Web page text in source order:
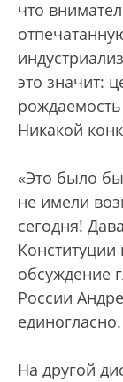
что
это значит:
Никакой
«Это было
не имели
сегодня!
обсуждение
России
единогласно.
На другой